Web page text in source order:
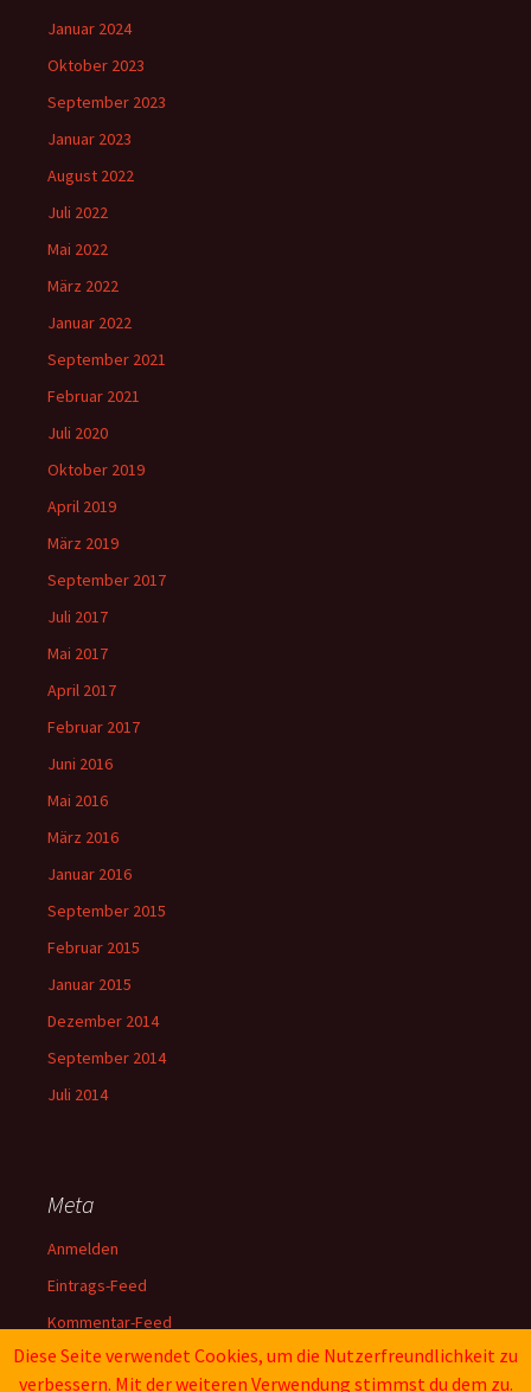
Januar 2024
Oktober 2023
September 2023
Januar 2023
August 2022
Juli 2022
Mai 2022
März 2022
Januar 2022
September 2021
Februar 2021
Juli 2020
Oktober 2019
April 2019
März 2019
September 2017
Juli 2017
Mai 2017
April 2017
Februar 2017
Juni 2016
Mai 2016
März 2016
Januar 2016
September 2015
Februar 2015
Januar 2015
Dezember 2014
September 2014
Juli 2014
Meta
Anmelden
Eintrags-Feed
Kommentar-Feed
WordPress.org
Diese Seite verwendet Cookies, um die Nutzerfreundlichkeit zu
verbessern. Mit der weiteren Verwendung stimmst du dem zu.